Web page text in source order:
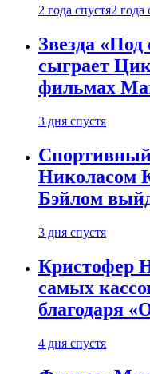
2 года спустя2 года
Звезда
сыграет
фильмах
3 дня спустя
Николасом
Бэйлом
3 дня спустя
Кристофер
самых
благодаря
4 дня спустя